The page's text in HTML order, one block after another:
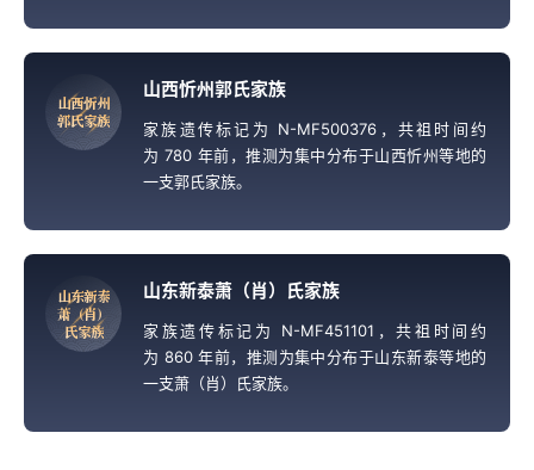
山西忻州
郭氏家族
山西忻州郭氏家族
家族遗传标记为 N-MF500376，共祖时间约
为 780 年前，推测为集中分布于山西忻州等地的
一支郭氏家族。
山东新泰
萧 （肖）
氏家族
山东新泰萧（肖）氏家族
家族遗传标记为 N-MF451101，共祖时间约
为 860 年前，推测为集中分布于山东新泰等地的
一支萧（肖）氏家族。